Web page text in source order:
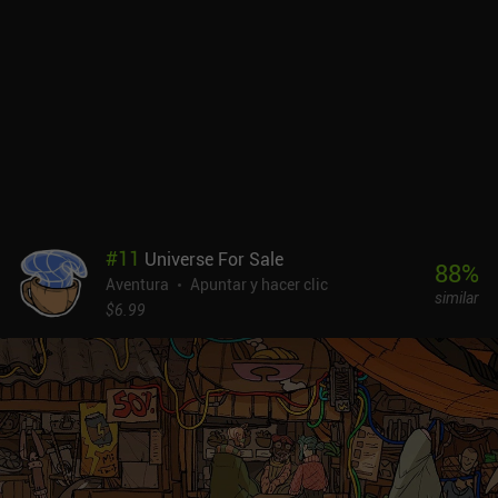
#11 Universe For Sale
Aventura
Apuntar y hacer clic
$6.99
88%
similar